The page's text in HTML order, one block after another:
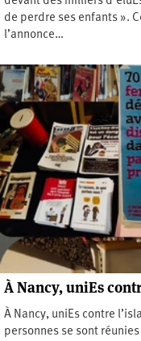
de perdre ses enfants ».
l’annonce…
À Nancy, uniEs
À Nancy, uniEs contre
personnes se sont